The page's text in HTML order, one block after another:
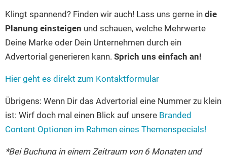
Klingt spannend? Finden wir auch! Lass uns gerne in die
Planung einsteigen und schauen, welche Mehrwerte
Deine Marke oder Dein Unternehmen durch ein
Advertorial generieren kann. Sprich uns einfach an!
Hier geht es direkt zum Kontaktformular
Übrigens: Wenn Dir das Advertorial eine Nummer zu klein
ist: Wirf doch mal einen Blick auf unsere Branded
Content Optionen im Rahmen eines Themenspecials!
*Bei Buchung in einem Zeitraum von 6 Monaten und